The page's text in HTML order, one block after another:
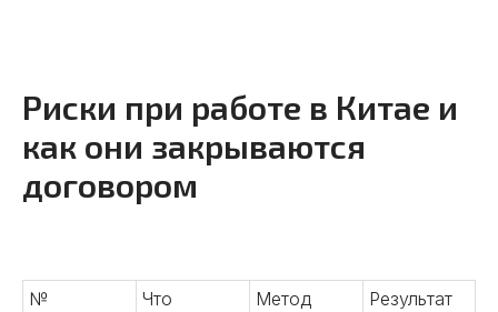
Риски при работе в Китае и
как они закрываются
договором
№
Что
Метод Результат